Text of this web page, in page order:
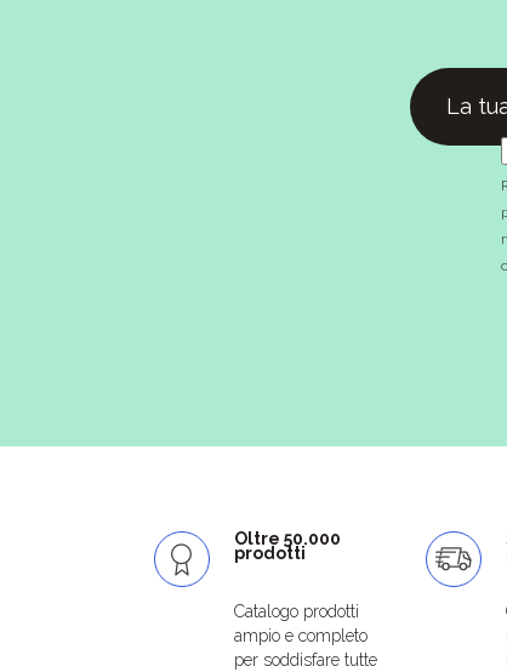
Oltre 50.000
prodotti
Catalogo prodotti
ampio e completo
per soddisfare tutte